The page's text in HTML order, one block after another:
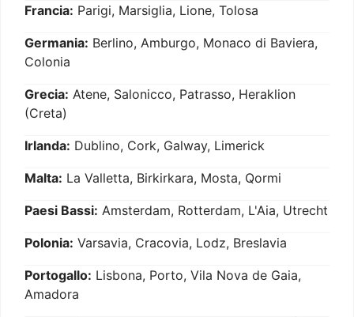
Francia: Parigi, Marsiglia, Lione, Tolosa
Germania: Berlino, Amburgo, Monaco di Baviera,
Colonia
Grecia: Atene, Salonicco, Patrasso, Heraklion
(Creta)
Irlanda: Dublino, Cork, Galway, Limerick
Malta: La Valletta, Birkirkara, Mosta, Qormi
Paesi Bassi: Amsterdam, Rotterdam, L'Aia, Utrecht
Polonia: Varsavia, Cracovia, Lodz, Breslavia
Portogallo: Lisbona, Porto, Vila Nova de Gaia,
Amadora